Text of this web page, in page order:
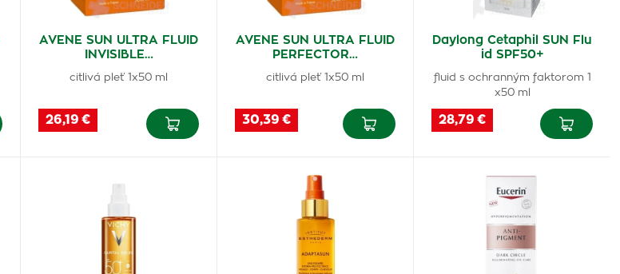
AVENE SUN ULTRA FLUID
INVISIBLE…
citlivá pleť 1x50 ml
26,19 €
AVENE SUN ULTRA FLUID
PERFECTOR…
citlivá pleť 1x50 ml
30,39 €
Daylong Cetaphil SUN Flu
id SPF50+
fluid s ochranným faktorom 1
x50 ml
28,79 €